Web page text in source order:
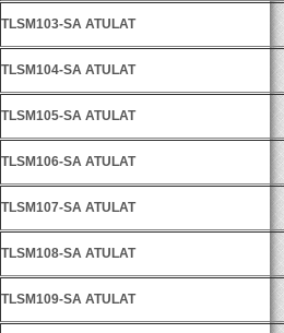
TLSM103-SA ATULAT
TLSM104-SA ATULAT
TLSM105-SA ATULAT
TLSM106-SA ATULAT
TLSM107-SA ATULAT
TLSM108-SA ATULAT
TLSM109-SA ATULAT